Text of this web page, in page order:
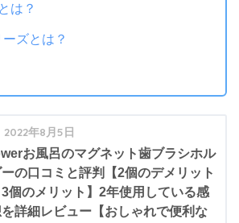
は？
ズとは？
2022年8月5日
お風呂のマグネット歯ブラシホル
の口コミと評判【2個のデメリット
3個のメリット】2年使用している感
詳細レビュー【おしゃれで便利な